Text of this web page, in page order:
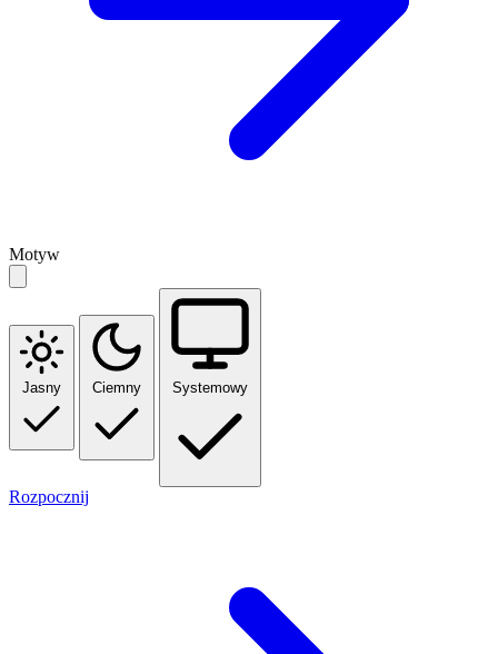
Motyw
Jasny Ciemny Systemowy
Rozpocznij